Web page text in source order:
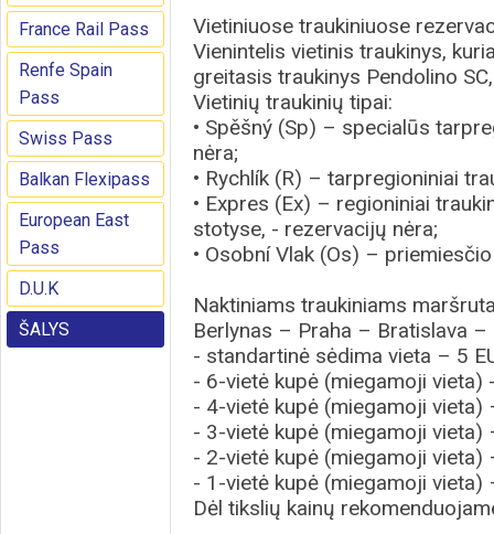
France Rail Pass
Renfe Spain
Pass
Swiss Pass
Balkan Flexipass
European East
Pass
D.U.K
ŠALYS
Vietiniuose traukiniuose
Vienintelis vietinis traukinys,
greitasis traukinys Pendolino
Vietinių traukinių tipai:
• Spěšný (Sp) – specialūs
nėra;
• Rychlík (R) – tarpregioniniai
• Expres (Ex) – regioniniai
stotyse, - rezervacijų nėra;
• Osobní Vlak (Os) –
Naktiniams traukiniams
Berlynas – Praha – Bratislava
- standartinė sėdima vieta – 5
- 6-vietė kupė (miegamoji vieta)
- 4-vietė kupė (miegamoji vieta)
- 3-vietė kupė (miegamoji vieta)
- 2-vietė kupė (miegamoji vieta)
- 1-vietė kupė (miegamoji vieta)
Dėl tikslių kainų